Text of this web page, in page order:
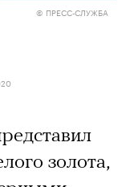
© ПРЕСС-СЛУЖБА
золота,